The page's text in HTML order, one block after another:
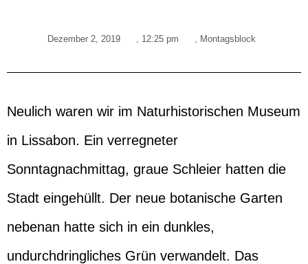
Dezember 2, 2019 , 12:25 pm , Montagsblock
Neulich waren wir im Naturhistorischen Museum
in Lissabon. Ein verregneter
Sonntagnachmittag, graue Schleier hatten die
Stadt eingehüllt. Der neue botanische Garten
nebenan hatte sich in ein dunkles,
undurchdringliches Grün verwandelt. Das